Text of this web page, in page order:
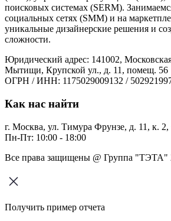
поисковых системах (SERM).
социальных сетях (SMM) и на
уникальные дизайнерские решения и
сложности.
Юридический адрес: 141002,
Мытищи, Крупской ул., д. 11, помещ. 56
ОГРН / ИНН: 1175029009132 /
Как нас найти
г. Москва, ул. Тимура Фрунзе, д. 11, к. 2,
Пн-Пт: 10:00 - 18:00
Все права защищены @ Группа "ТЭТА"
Получить пример отчета